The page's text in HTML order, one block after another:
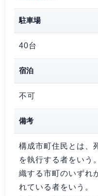
駐車場
40台
宿泊
不可
備考
構成市町住民とは、
を執行する者をいう
織する市町のいずれ
れている者をいう。